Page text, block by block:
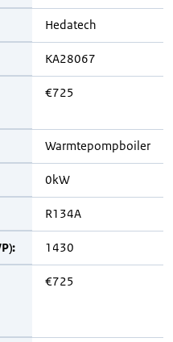
Hedatech
KA28067
€725
Warmtepompboiler
0kW
R134A
1430
€725